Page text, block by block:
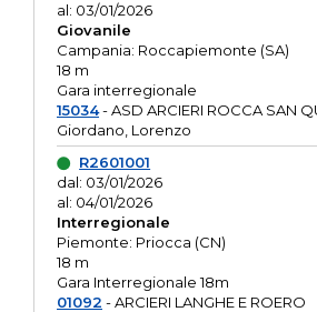
al: 03/01/2026
Giovanile
Campania: Roccapiemonte (SA)
18 m
Gara interregionale
15034- ASD ARCIERI ROCCA SAN
Giordano, Lorenzo
R2601001
dal: 03/01/2026
al: 04/01/2026
Interregionale
Piemonte: Priocca (CN)
18 m
Gara Interregionale 18m
01092 - ARCIERI LANGHE E ROERO